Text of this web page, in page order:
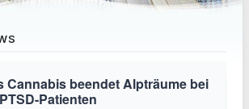
Cannabis beendet Alpträume bei
Patienten